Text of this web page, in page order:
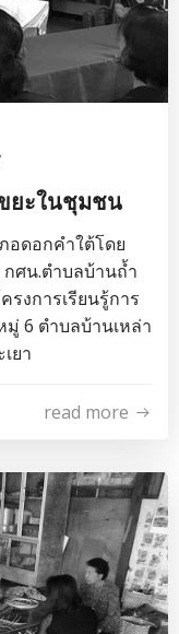
ยะในชุมชน
อดอกคำใต้โดย
ศน.ตำบลบ้านถ้ำ
รงการเรียนรู้การ
6 ตำบลบ้านเหล่า
ยา
read more